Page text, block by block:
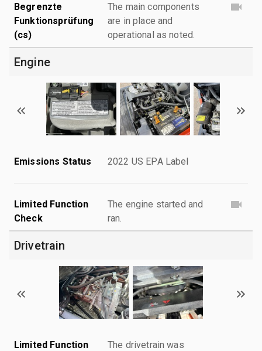
Begrenzte
Funktionsprüfung
(cs)
The main components
are in place and
operational as noted.
Engine
Emissions Status 2022 US EPA Label
Limited Function
Check
The engine started and
ran.
Drivetrain
Limited Function
The drivetrain was